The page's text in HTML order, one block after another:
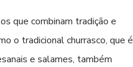
que combinam tradição e
o tradicional churrasco, que é
e salames, também